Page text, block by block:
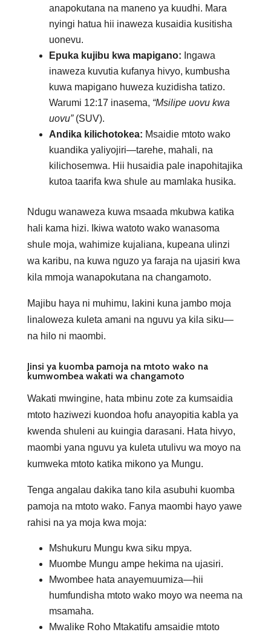
anapokutana na maneno ya kuudhi. Mara
nyingi hatua hii inaweza kusaidia kusitisha
uonevu.
Epuka kujibu kwa mapigano: Ingawa
inaweza kuvutia kufanya hivyo, kumbusha
kuwa mapigano huweza kuzidisha tatizo.
Warumi 12:17 inasema, “Msilipe uovu kwa
uovu”(SUV).
Andika kilichotokea: Msaidie mtoto wako
kuandika yaliyojiri—tarehe, mahali, na
kilichosemwa. Hii husaidia pale inapohitajika
kutoa taarifa kwa shule au mamlaka husika.
Ndugu wanaweza kuwa msaada mkubwa katika
hali kama hizi. Ikiwa watoto wako wanasoma
shule moja, wahimize kujaliana, kupeana ulinzi
wa karibu, na kuwa nguzo ya faraja na ujasiri kwa
kila mmoja wanapokutana na changamoto.
Majibu haya ni muhimu, lakini kuna jambo moja
linaloweza kuleta amani na nguvu ya kila siku—
na hilo ni maombi.
Jinsi ya kuomba pamoja na mtoto wako na
kumwombea wakati wa changamoto
Wakati mwingine, hata mbinu zote za kumsaidia
mtoto haziwezi kuondoa hofu anayopitia kabla ya
kwenda shuleni au kuingia darasani. Hata hivyo,
maombi yana nguvu ya kuleta utulivu wa moyo na
kumweka mtoto katika mikono ya Mungu.
Tenga angalau dakika tano kila asubuhi kuomba
pamoja na mtoto wako. Fanya maombi hayo yawe
rahisi na ya moja kwa moja:
Mshukuru Mungu kwa siku mpya.
Muombe Mungu ampe hekima na ujasiri.
Mwombee hata anayemuumiza—hii
humfundisha mtoto wako moyo wa neema na
msamaha.
Mwalike Roho Mtakatifu amsaidie mtoto